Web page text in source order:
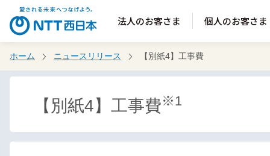
法人のお客さま 個人のお客さま
ホーム ニュースリリース 【別紙4】工事費
【別紙4】工事費※1